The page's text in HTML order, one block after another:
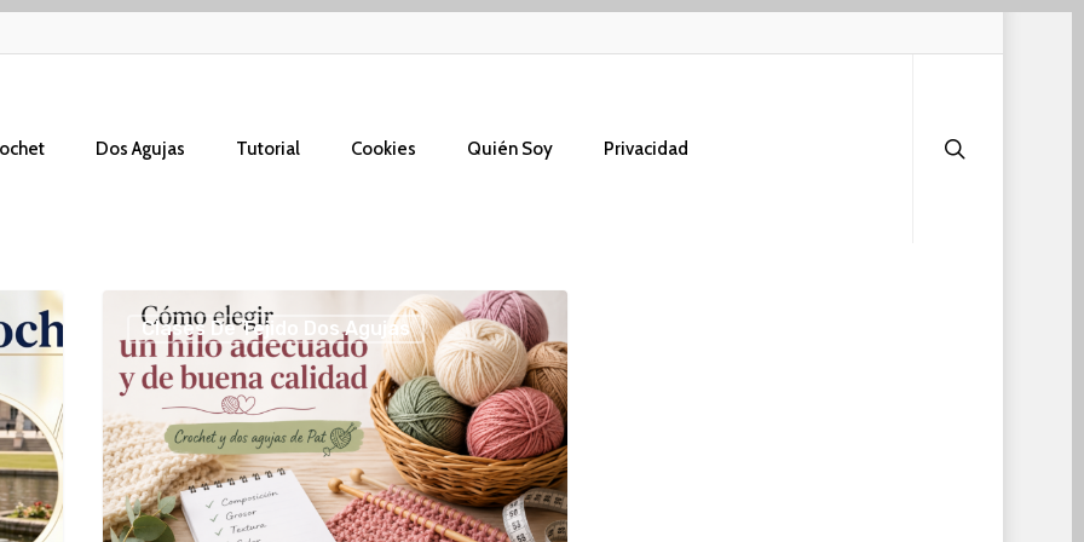
Dos Agujas Tutorial Cookies Quién Soy Privacidad
Cómo
elegir
un
adecuado
y
de
Clases De Tejido Dos Agujas